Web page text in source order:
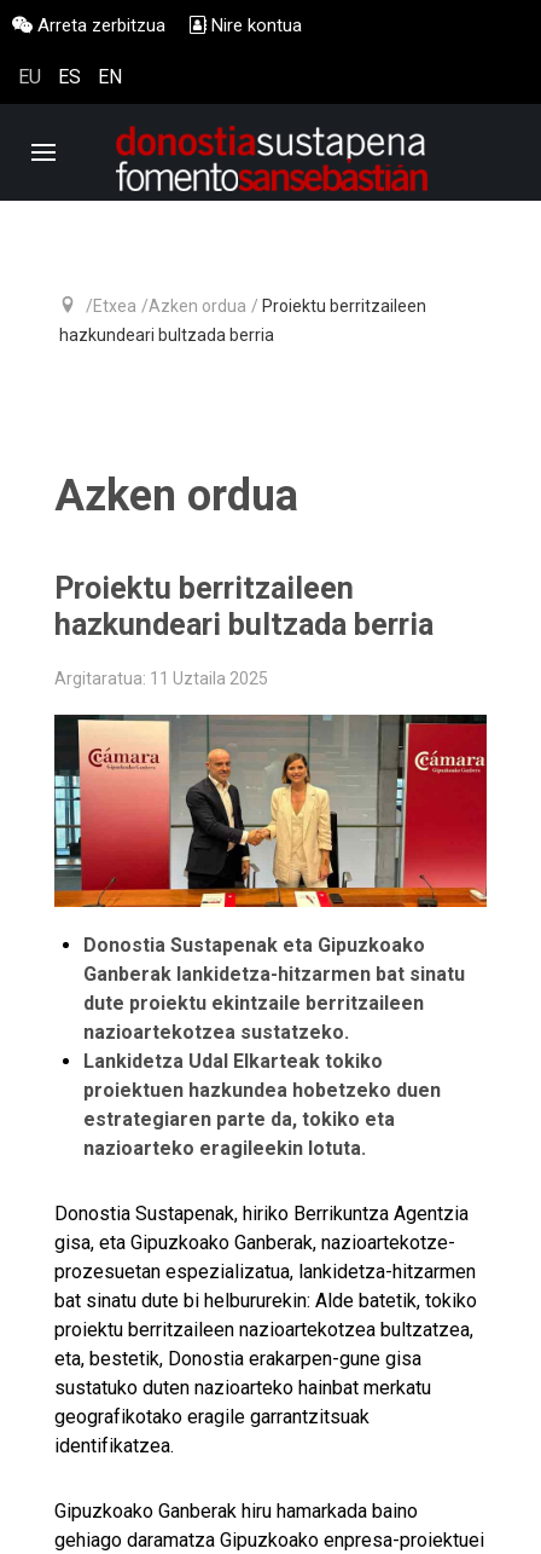
Arreta zerbitzua Nire kontua
EU ES EN
Etxea Azken ordua
Proiektu berritzaileen
hazkundeari bultzada berria
Azken ordua
Proiektu berritzaileen
hazkundeari bultzada berria
Argitaratua: 11 Uztaila 2025
Donostia Sustapenak eta Gipuzkoako
Ganberak lankidetza-hitzarmen bat sinatu
dute proiektu ekintzaile berritzaileen
nazioartekotzea sustatzeko.
Lankidetza Udal Elkarteak tokiko
proiektuen hazkundea hobetzeko duen
estrategiaren parte da, tokiko eta
nazioarteko eragileekin lotuta.
Donostia Sustapenak, hiriko Berrikuntza Agentzia
gisa, eta Gipuzkoako Ganberak, nazioartekotze-
prozesuetan espezializatua, lankidetza-hitzarmen
bat sinatu dute bi helbururekin: Alde batetik, tokiko
proiektu berritzaileen nazioartekotzea bultzatzea,
eta, bestetik, Donostia erakarpen-gune gisa
sustatuko duten nazioarteko hainbat merkatu
geografikotako eragile garrantzitsuak
identifikatzea.
Gipuzkoako Ganberak hiru hamarkada baino
gehiago daramatza Gipuzkoako enpresa-proiektuei